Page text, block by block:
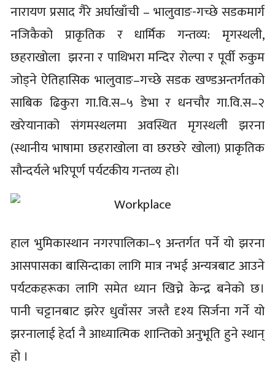
नारायण प्रसाद गैरे अर्घाखाँची – भालुवाङ-गच्छे सडकमार्ग
नजिकैको प्राकृतिक र धार्मिक गन्तव्य: मृगस्थली,
छहराखोला झरना र पाथिभरा मन्दिर रोल्पा र पूर्वी रुकुम
जोड्ने ऐतिहासिक भालुवाङ–गच्छे सडक खण्डअन्तर्गतको
साबिक ढिकुरा गा.वि.स–५ डेभा र धनचौर गा.वि.स–२
खरेयानाको संगमस्थलमा अवस्थित मृगस्थली झरना
(स्थानीय भाषामा छहराखोला वा छरछरे खोला) प्राकृतिक
सौन्दर्यले भरिपूर्ण पर्यटकीय गन्तव्य हो।
हाल भुमिकास्थान नगरपालिका–९ अन्तर्गत पर्ने यो झरना
आसपासका बासिन्दाका लागि मात्र नभई अन्यत्रबाट आउने
पर्यटकहरूका लागि समेत ध्यान खिच्ने केन्द्र बनेको छ।
पानी चट्टानबाट झरेर धुवाँसर जस्तै दृश्य सिर्जना गर्ने यो
झरनालाई हेर्दा नै आध्यात्मिक शान्तिको अनुभूति हुने स्थान्
हो ।